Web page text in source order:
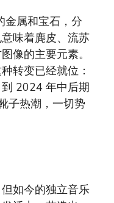
属和宝石，分
味着麂皮、流苏
像的主要元素。
转变已经就位：
2024 年中后期
子热潮，一切势
如今的独立音乐